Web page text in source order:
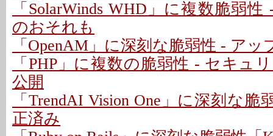
「SolarWinds WHD」に複数脆弱
のおそれも
「OpenAM」に深刻な脆弱性 - ア
「PHP」に複数の脆弱性 - セキュ
公開
「TrendAI Vision One」に深刻な脆
正済み